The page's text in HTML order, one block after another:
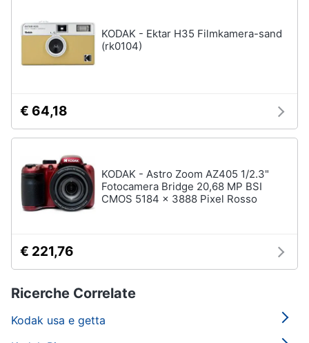
KODAK - Ektar H35 Filmkamera-sand
(rk0104)
€ 64,18
KODAK - Astro Zoom AZ405 1/2.3"
Fotocamera Bridge 20,68 MP BSI
CMOS 5184 x 3888 Pixel Rosso
€ 221,76
Ricerche Correlate
Kodak usa e getta